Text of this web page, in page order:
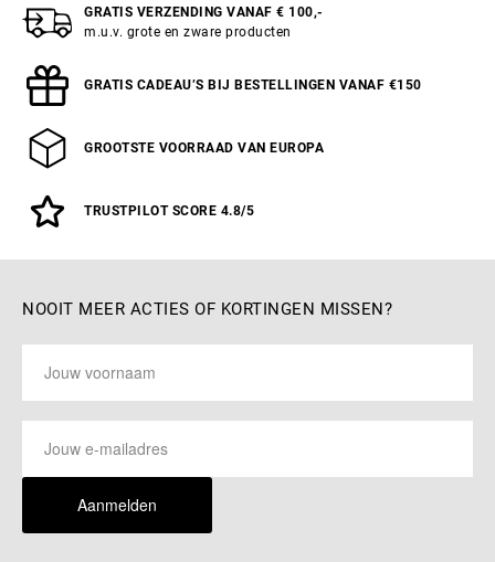
GRATIS VERZENDING VANAF € 100,-
m.u.v. grote en zware producten
GRATIS CADEAU’S BIJ BESTELLINGEN VANAF €150
GROOTSTE VOORRAAD VAN EUROPA
TRUSTPILOT SCORE 4.8/5
NOOIT MEER ACTIES OF KORTINGEN MISSEN?
Aanmelden